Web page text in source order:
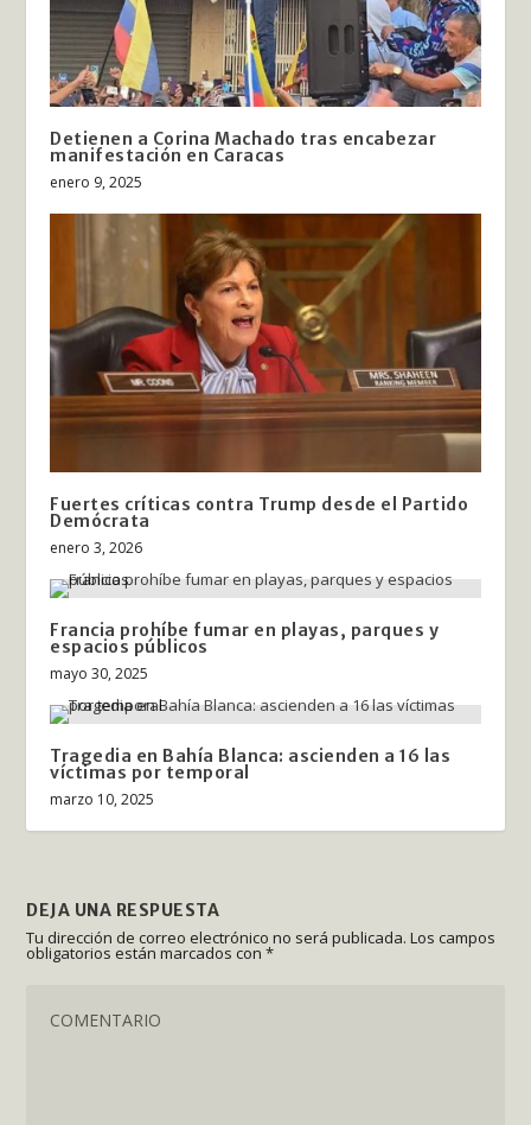
Detienen a Corina Machado tras encabezar
manifestación en Caracas
enero 9, 2025
Fuertes críticas contra Trump desde el Partido
Demócrata
enero 3, 2026
Francia prohíbe fumar en playas, parques y
espacios públicos
mayo 30, 2025
Tragedia en Bahía Blanca: ascienden a 16 las
víctimas por temporal
marzo 10, 2025
DEJA UNA RESPUESTA
Tu dirección de correo electrónico no será publicada. Los campos
obligatorios están marcados con*